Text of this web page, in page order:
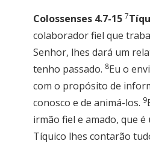
Colossenses 4.7-15 7
colaborador fiel que
Senhor, lhes dará um
tenho passado. 8Eu o
com o propósito de
conosco e de animá-los. 9
irmão fiel e amado, que é
Tíquico lhes contarão